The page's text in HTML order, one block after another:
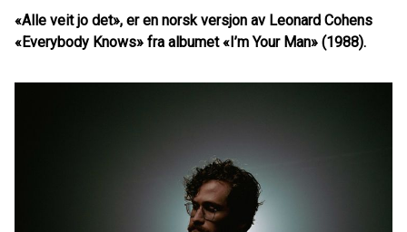
«Alle veit jo det», er en norsk versjon av Leonard Cohens
«Everybody Knows» fra albumet «I’m Your Man» (1988).